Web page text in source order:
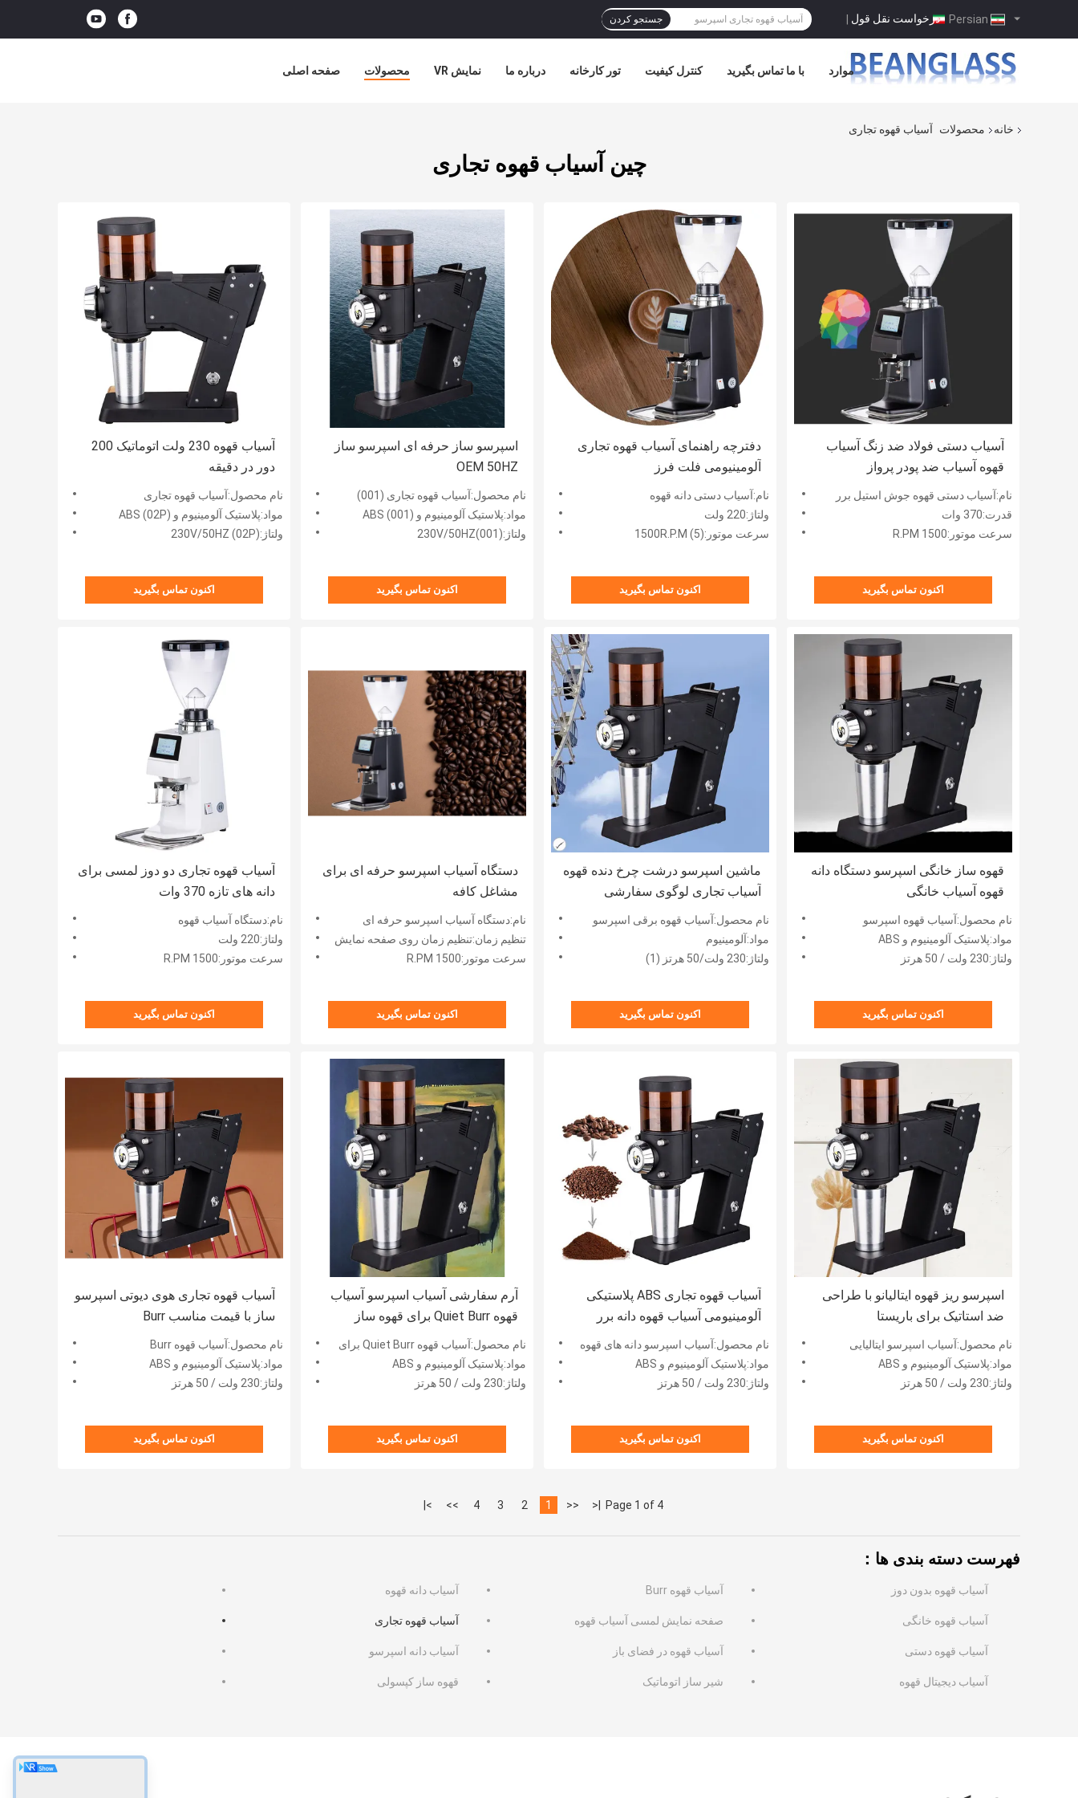
درخواست نقل قول | جستجو کردن
صفحه اصلی محصولات نمایش VR درباره ما تور کارخانه کنترل کیفیت با ما تماس بگیرید موارد
خانه محصولات آسیاب قهوه تجاری
چین آسیاب قهوه تجاری
آسیاب قهوه 230 ولت اتوماتیک 200
دور در دقیقه
نام محصول:آسیاب قهوه تجاری
مواد:پلاستیک آلومینیوم و ABS (02P)
ولتاژ:230V/50HZ (02P)
اکنون تماس بگیرید
اسپرسو ساز حرفه ای اسپرسو ساز
OEM 50HZ
نام محصول:آسیاب قهوه تجاری (001)
مواد:پلاستیک آلومینیوم و ABS (001)
ولتاژ:230V/50HZ(001)
اکنون تماس بگیرید
دفترچه راهنمای آسیاب قهوه تجاری
آلومینیومی فلت فرز
نام:آسیاب دستی دانه قهوه
ولتاژ:220 ولت
سرعت موتور:1500R.P.M (5)
اکنون تماس بگیرید
آسیاب دستی فولاد ضد زنگ آسیاب
قهوه آسیاب ضد پودر پرواز
نام:آسیاب دستی قهوه جوش استیل برر
قدرت:370 وات
سرعت موتور:1500 R.PM
اکنون تماس بگیرید
آسیاب قهوه تجاری دو دوز لمسی برای
دانه های تازه 370 وات
نام:دستگاه آسیاب قهوه
ولتاژ:220 ولت
سرعت موتور:1500 R.PM
اکنون تماس بگیرید
دستگاه آسیاب اسپرسو حرفه ای برای
مشاغل کافه
نام:دستگاه آسیاب اسپرسو حرفه ای
تنظیم زمان:تنظیم زمان روی صفحه نمایش
سرعت موتور:1500 R.PM
اکنون تماس بگیرید
ماشین اسپرسو درشت چرخ دنده قهوه
آسیاب تجاری لوگوی سفارشی
نام محصول:آسیاب قهوه برقی اسپرسو
مواد:آلومینیوم
ولتاژ:230 ولت/50 هرتز (1)
اکنون تماس بگیرید
قهوه ساز خانگی اسپرسو دستگاه دانه
قهوه آسیاب خانگی
نام محصول:آسیاب قهوه اسپرسو
مواد:پلاستیک آلومینیوم و ABS
ولتاژ:230 ولت / 50 هرتز
اکنون تماس بگیرید
آسیاب قهوه تجاری هوی دیوتی اسپرسو
ساز با قیمت مناسب Burr
نام محصول:آسیاب قهوه Burr
مواد:پلاستیک آلومینیوم و ABS
ولتاژ:230 ولت / 50 هرتز
اکنون تماس بگیرید
آرم سفارشی آسیاب اسپرسو آسیاب
قهوه Quiet Burr برای قهوه ساز
نام محصول:آسیاب قهوه Quiet Burr برای
مواد:پلاستیک آلومینیوم و ABS
ولتاژ:230 ولت / 50 هرتز
اکنون تماس بگیرید
آسیاب قهوه تجاری ABS پلاستیکی
آلومینیومی آسیاب قهوه دانه برر
اسپرسو
نام محصول:آسیاب اسپرسو دانه های قهوه
مواد:پلاستیک آلومینیوم و ABS
ولتاژ:230 ولت / 50 هرتز
اکنون تماس بگیرید
اسپرسو ریز قهوه ایتالیانو با طراحی
ضد استاتیک برای باریستا
نام محصول:آسیاب اسپرسو ایتالیایی
مواد:پلاستیک آلومینیوم و ABS
ولتاژ:230 ولت / 50 هرتز
اکنون تماس بگیرید
Page 1 of 4
|<
<<
1
2
3
4
>>
>|
فهرست دسته بندی ها：
آسیاب دانه قهوه آسیاب قهوه Burr آسیاب قهوه بدون دوز
آسیاب قهوه تجاری صفحه نمایش لمسی آسیاب قهوه آسیاب قهوه خانگی
آسیاب دانه اسپرسو آسیاب قهوه در فضای باز آسیاب قهوه دستی
قهوه ساز کپسولی شیر ساز اتوماتیک آسیاب دیجیتال قهوه